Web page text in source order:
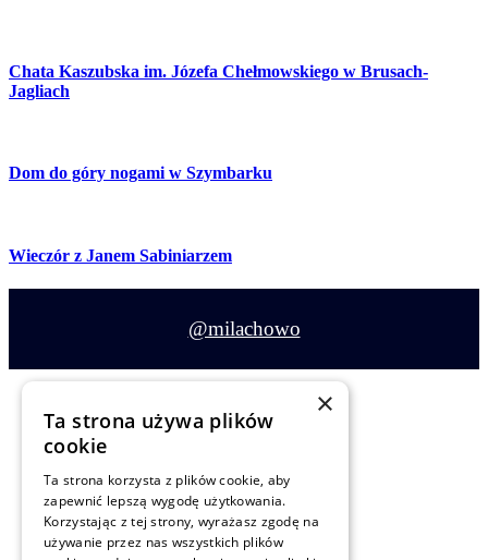
Chata Kaszubska im. Józefa Chełmowskiego w Brusach-
Jagliach
Dom do góry nogami w Szymbarku
Wieczór z Janem Sabiniarzem
@milachowo
Siedlisko Milachowo
Rolbik 22H
89-634 Rolbik
×
Ta strona używa plików
cookie
Ta strona korzysta z plików cookie, aby
zapewnić lepszą wygodę użytkowania.
Korzystając z tej strony, wyrażasz zgodę na
używanie przez nas wszystkich plików